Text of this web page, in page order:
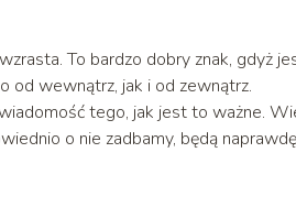
To bardzo dobry znak, gdyż
od wewnątrz, jak i od zewnątrz.
tego, jak jest to ważne.
o nie zadbamy, będą